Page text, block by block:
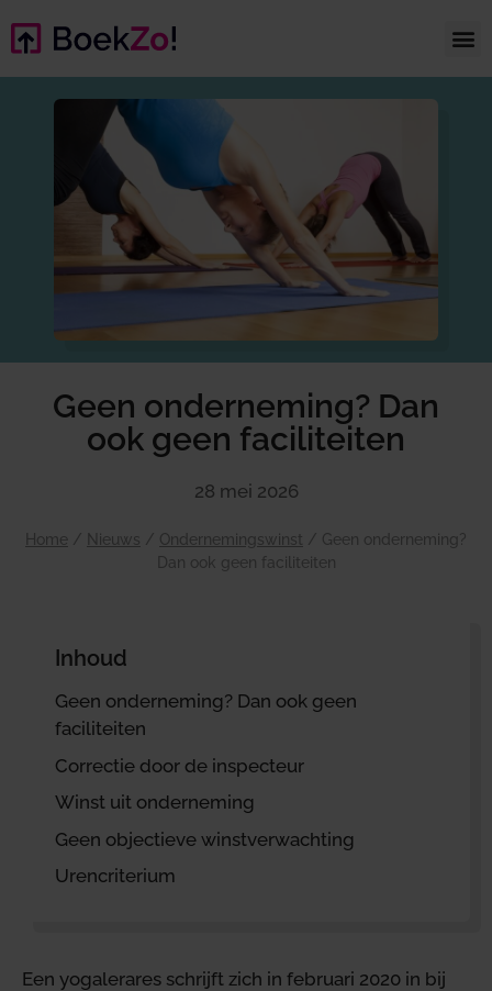
Geen onderneming? Dan
ook geen faciliteiten
28 mei 2026
Home / Nieuws / Ondernemingswinst / Geen onderneming?
Dan ook geen faciliteiten
Inhoud
Geen onderneming? Dan ook geen
faciliteiten
Correctie door de inspecteur
Winst uit onderneming
Geen objectieve winstverwachting
Urencriterium
Een yogalerares schrijft zich in februari 2020 in bij